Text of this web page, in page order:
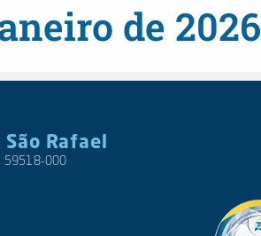
de 2026
Rafael
59518-000